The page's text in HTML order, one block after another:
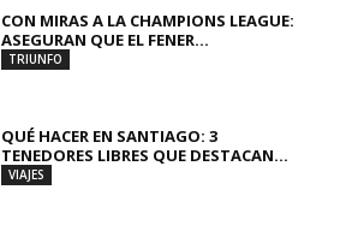
CON MIRAS A LA CHAMPIONS LEAGUE:
ASEGURAN QUE EL FENER...
TRIUNFO
QUÉ HACER EN SANTIAGO: 3
TENEDORES LIBRES QUE DESTACAN...
VIAJES